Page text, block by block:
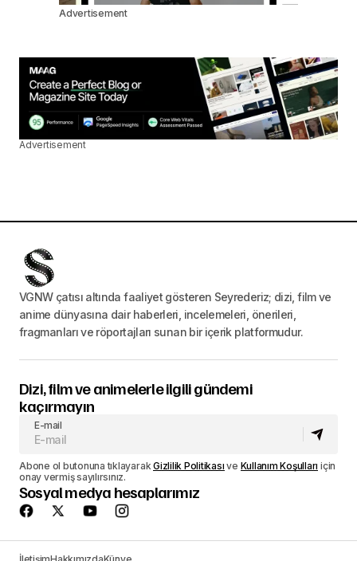
Advertisement
Advertisement
VGNW çatısı altında faaliyet gösteren Seyrederiz; dizi, film ve
anime dünyasına dair haberleri, incelemeleri, önerileri,
fragmanları ve röportajları sunan bir içerik platformudur.
Dizi, film ve animelerle ilgili gündemi
kaçırmayın
E-mail
Abone ol butonuna tıklayarakGizlilik Politikası ve Kullanım Koşulları için
onay vermiş sayılırsınız.
Sosyal medya hesaplarımız